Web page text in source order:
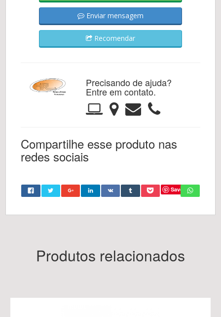
Enviar mensagem
Recomendar
Precisando de ajuda?
Entre em contato.
Compartilhe esse produto nas
redes sociais
Save
Produtos relacionados